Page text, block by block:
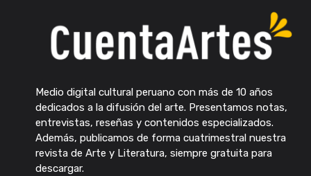
Medio digital cultural peruano con más de 10 años
dedicados a la difusión del arte. Presentamos notas,
entrevistas, reseñas y contenidos especializados.
Además, publicamos de forma cuatrimestral nuestra
revista de Arte y Literatura, siempre gratuita para
descargar.